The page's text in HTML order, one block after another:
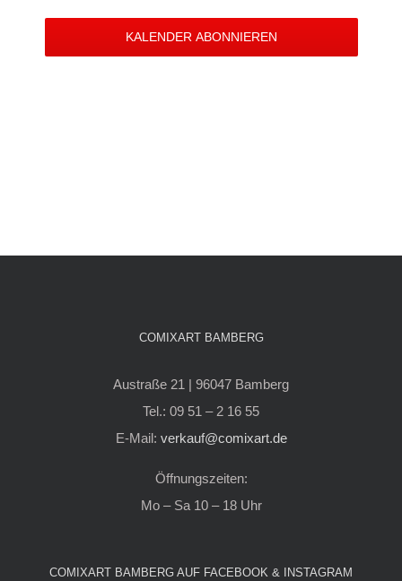
KALENDER ABONNIEREN
COMIXART BAMBERG
Austraße 21 | 96047 Bamberg
Tel.: 09 51 – 2 16 55
E-Mail: verkauf@comixart.de
Öffnungszeiten:
Mo – Sa 10 – 18 Uhr
COMIXART BAMBERG AUF FACEBOOK & INSTAGRAM